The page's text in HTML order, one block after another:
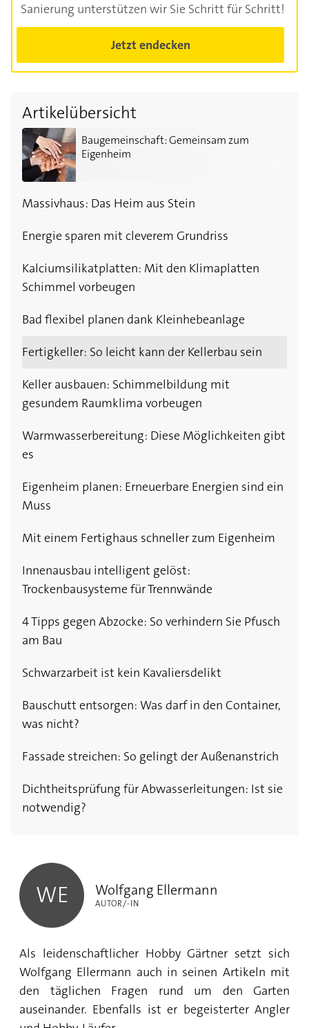
Sanierung unterstützen wir Sie Schritt für Schritt!
Jetzt endecken
Artikelübersicht
Baugemeinschaft: Gemeinsam zum
Eigenheim
Baugemeinschaft: Gemeinsam zum Eigenheim
Massivhaus: Das Heim aus Stein
Energie sparen mit cleverem Grundriss
Kalciumsilikatplatten: Mit den Klimaplatten
Schimmel vorbeugen
Bad flexibel planen dank Kleinhebeanlage
Fertigkeller: So leicht kann der Kellerbau sein
Keller ausbauen: Schimmelbildung mit
gesundem Raumklima vorbeugen
Warmwasserbereitung: Diese Möglichkeiten gibt
es
Eigenheim planen: Erneuerbare Energien sind ein
Muss
Mit einem Fertighaus schneller zum Eigenheim
Innenausbau intelligent gelöst:
Trockenbausysteme für Trennwände
4 Tipps gegen Abzocke: So verhindern Sie Pfusch
am Bau
Schwarzarbeit ist kein Kavaliersdelikt
Bauschutt entsorgen: Was darf in den Container,
was nicht?
Fassade streichen: So gelingt der Außenanstrich
Dichtheitsprüfung für Abwasserleitungen: Ist sie
notwendig?
WE Wolfgang Ellermann
AUTOR/-IN
Als leidenschaftlicher Hobby Gärtner setzt sich
Wolfgang Ellermann auch in seinen Artikeln mit
den täglichen Fragen rund um den Garten
auseinander. Ebenfalls ist er begeisterter Angler